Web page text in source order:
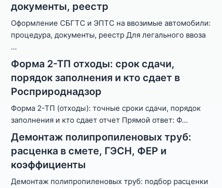
документы, реестр
Оформление СБГТС и ЭПТС на ввозимые автомобили:
процедура, документы, реестр Для легального ввоза
...
Форма 2-ТП отходы: срок сдачи,
порядок заполнения и кто сдает в
Росприроднадзор
Форма 2-ТП (отходы): точные сроки сдачи, порядок
заполнения и кто сдает отчет Прямой ответ: Ф...
Демонтаж полипропиленовых труб:
расценка в смете, ГЭСН, ФЕР и
коэффициенты
Демонтаж полипропиленовых труб: подбор расценки